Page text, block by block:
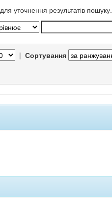
уточнення результатів пошуку.
| Сортування